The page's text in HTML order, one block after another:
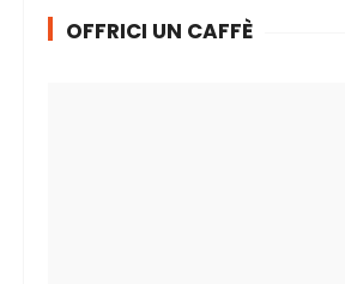
OFFRICI UN CAFFÈ